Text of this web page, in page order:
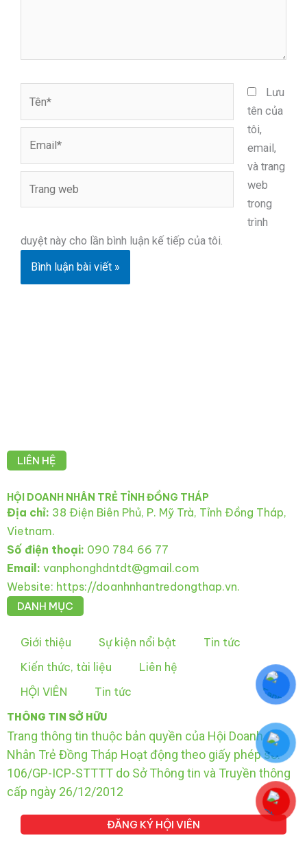
Lưu
tên của
tôi,
email,
và trang
web
trong
trình
duyệt này cho lần bình luận kế tiếp của tôi.
LIÊN HỆ
HỘI DOANH NHÂN TRẺ TỈNH ĐỒNG THÁP
Địa chỉ: 38 Điện Biên Phủ, P. Mỹ Trà, Tỉnh Đồng Tháp,
Vietnam.
Số điện thoại: 090 784 66 77
Email: vanphonghdntdt@gmail.com
Website: https://doanhnhantredongthap.vn.
DANH MỤC
Giới thiệu Sự kiện nổi bật
Tin tức
Kiến thức, tài liệu
Liên hệ
HỘI VIÊN
Tin tức
THÔNG TIN SỞ HỮU
Trang thông tin thuộc bản quyền của Hội Doanh
Nhân Trẻ Đồng Tháp Hoạt động theo giấy phép số:
106/GP-ICP-STTTT do Sở Thông tin và Truyền thông
cấp ngày 26/12/2012
ĐĂNG KÝ HỘI VIÊN